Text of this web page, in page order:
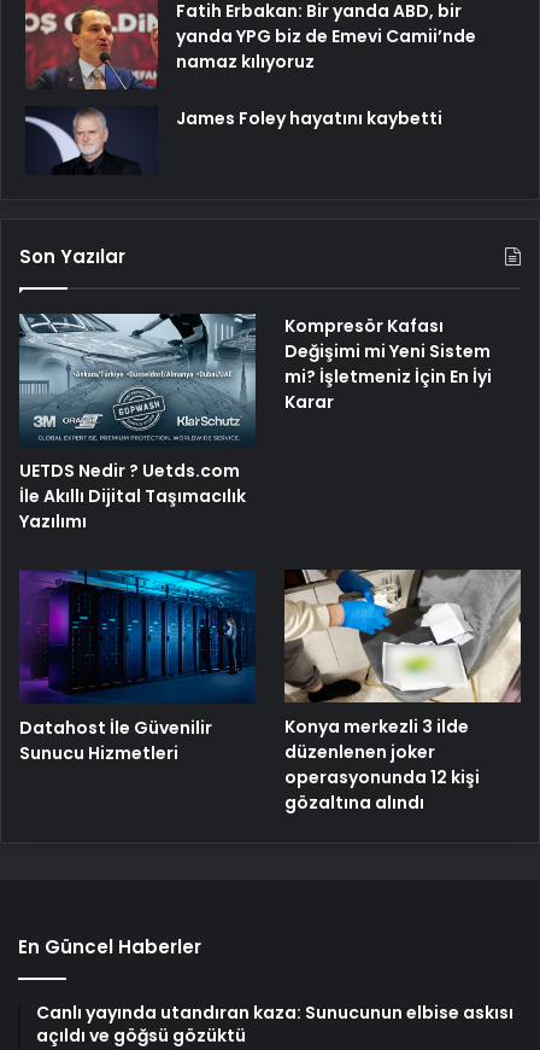
Fatih Erbakan: Bir yanda ABD, bir
yanda YPG biz de Emevi Camii’nde
namaz kılıyoruz
James Foley hayatını kaybetti
Son Yazılar
UETDS Nedir ? Uetds.com
İle Akıllı Dijital Taşımacılık
Yazılımı
Kompresör Kafası
Değişimi mi Yeni Sistem
mi? İşletmeniz İçin En İyi
Karar
Datahost İle Güvenilir
Sunucu Hizmetleri
Konya merkezli 3 ilde
düzenlenen joker
operasyonunda 12 kişi
gözaltına alındı
En Güncel Haberler
Canlı yayında utandıran kaza: Sunucunun elbise askısı
açıldı ve göğsü gözüktü